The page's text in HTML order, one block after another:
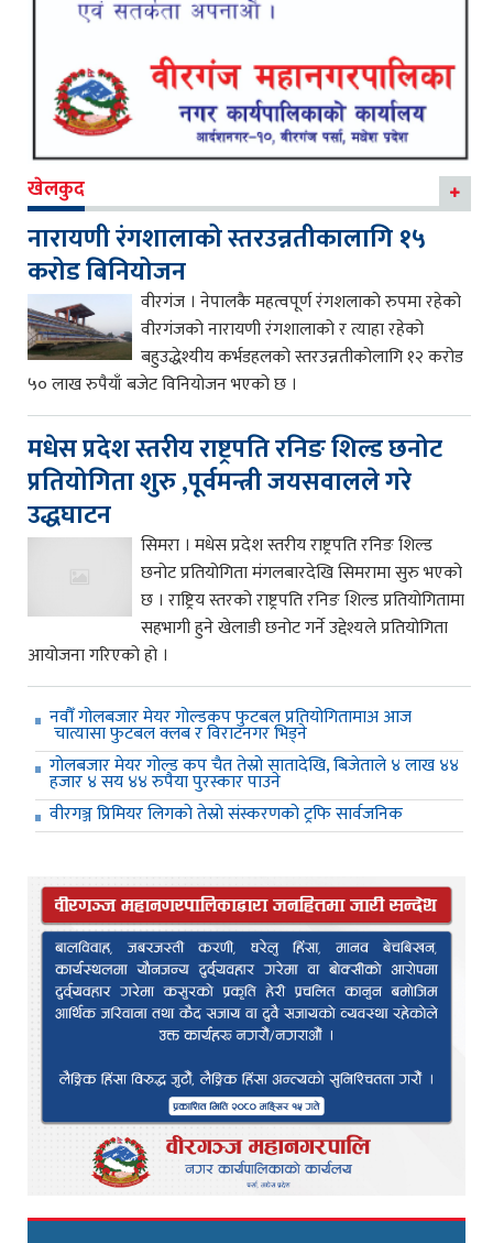
खेलकुद
नारायणी रंगशालाको स्तरउन्नतीकालागि १५
करोड बिनियोजन
वीरगंज । नेपालकै महत्वपूर्ण रंगशलाको रुपमा रहेको
वीरगंजको नारायणी रंगशालाको र त्याहा रहेको
बहुउद्धेश्यीय कर्भडहलको स्तरउन्नतीकोलागि १२ करोड
५० लाख रुपैयाँ बजेट विनियोजन भएको छ ।
मधेस प्रदेश स्तरीय राष्ट्रपति रनिङ शिल्ड छनोट
प्रतियोगिता शुरु ,पूर्वमन्त्री जयसवालले गरे
उद्धघाटन
सिमरा । मधेस प्रदेश स्तरीय राष्ट्रपति रनिङ शिल्ड
छनोट प्रतियोगिता मंगलबारदेखि सिमरामा सुरु भएको
छ । राष्ट्रिय स्तरको राष्ट्रपति रनिङ शिल्ड प्रतियोगितामा
सहभागी हुने खेलाडी छनोट गर्ने उद्देश्यले प्रतियोगिता
आयोजना गरिएको हो ।
नवौँ गोलबजार मेयर गोल्डकप फुटबल प्रतियोगितामाअ आज
चात्यासा फुटबल क्लब र विराटनगर भिड्ने
गोलबजार मेयर गोल्ड कप चैत तेस्रो सातादेखि, बिजेताले ४ लाख ४४
हजार ४ सय ४४ रुपैया पुरस्कार पाउने
वीरगञ्ज प्रिमियर लिगको तेस्रो संस्करणको ट्रफि सार्वजनिक